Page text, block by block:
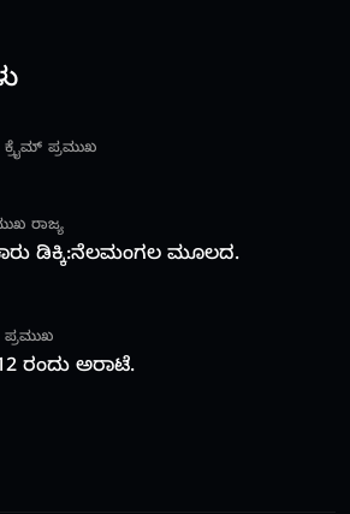
ಕ್ರೈಮ್ ಪ್ರಮುಖ
ರಾಜ್ಯ
ಡಿಕ್ಕಿ:ನೆಲಮಂಗಲ ಮೂಲದ.
ಪ್ರಮುಖ
ರಂದು ಅರಾಟೆ.